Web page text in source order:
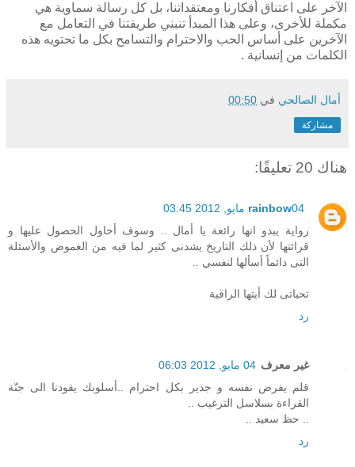
الآخر على اعتناق أفكارنا ومعتقداتنا، بل كل رسالة سماوية هي
مكملة للأخرى، وعلى هذا المبدأ تنبني طريقتنا في التعامل مع
الآخرين على أساس الحب والاحترام والتسامح بكل ما تحتويه هذه
الكلمات من إنسانية .
أمال الصالحي في 00:50
مشاركة
هناك 20 تعليقًا:
rainbow04 مايو, 2012 03:45
رواية يبدو انها رائعة يا أمال .. وسوف أحاول الحصول عليها و
قرائتها لأن ذلك التاريخ يشدنى كثير لما فيه من الغموض والأسئلة
التى دائماً أسألها لنفسي ..
تحياتى لك أيتها الراقية
رد
غير معرف 04 مايو, 2012 06:03
قلم يفرض نفسه و جدير بكل احترام ..أسلوبك يقودنا الى جنّة
القراءة بسلاسل الترغيب ..
.. حظ سعيد ..
رد